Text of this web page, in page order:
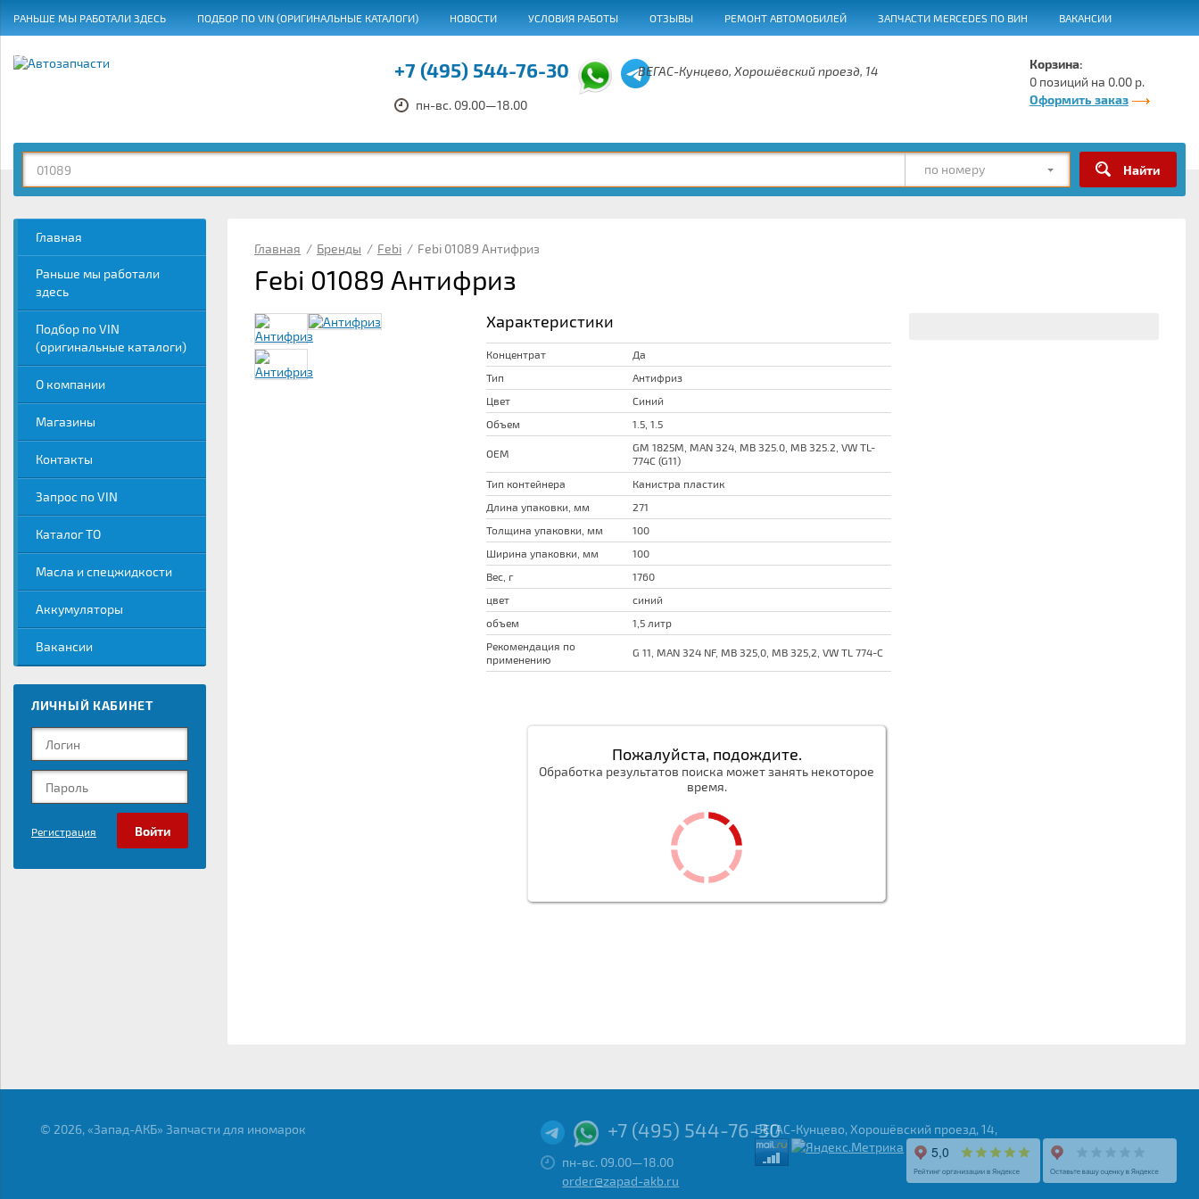
РАНЬШЕ МЫ РАБОТАЛИ ЗДЕСЬ ПОДБОР ПО VIN (ОРИГИНАЛЬНЫЕ КАТАЛОГИ) НОВОСТИ УСЛОВИЯ РАБОТЫ ОТЗЫВЫ РЕМОНТ АВТОМОБИЛЕЙ ЗАПЧАСТИ MERCEDES ПО ВИН ВАКАНСИИ
ГРАФИК РАБОТЫ
+7 (495) 544-76-30
пн-вс. 09.00—18.00
ВЕГАС-Кунцево, Хорошёвский проезд, 14
Корзина:
0 позиций на 0.00 р.
Оформить заказ
по номеру
Главная / Бренды / Febi / Febi 01089 Антифриз
Febi 01089 Антифриз
Характеристики
Концентрат
Да
Тип
Антифриз
Цвет
Синий
Объем
1.5, 1.5
OEM
GM 1825M, MAN 324, MB 325.0, MB 325.2, VW TL-
774C (G11)
Тип контейнера
Канистра пластик
Длина упаковки, мм
271
Толщина упаковки, мм
100
Ширина упаковки, мм
100
Вес, г
1760
цвет
синий
объем
1,5 литр
Рекомендация по
применению
G 11, MAN 324 NF, MB 325,0, MB 325,2, VW TL 774-C
Пожалуйста, подождите.
Обработка результатов поиска может занять некоторое
время.
Главная
Раньше мы работали
здесь
Подбор по VIN
(оригинальные каталоги)
О компании
Магазины
Контакты
Запрос по VIN
Каталог ТО
Масла и спецжидкости
Аккумуляторы
Вакансии
ЛИЧНЫЙ КАБИНЕТ
Регистрация
© 2026, «Запад-АКБ» Запчасти для иномарок ВЕГАС-Кунцево, Хорошёвский проезд, 14,
+7 (495) 544-76-30
пн-вс. 09.00—18.00
order@zapad-akb.ru